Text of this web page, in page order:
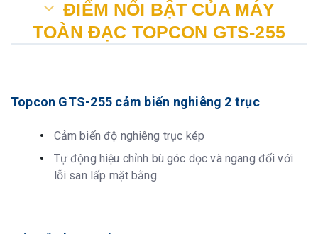
ĐIỂM NỔI BẬT CỦA MÁY
TOÀN ĐẠC TOPCON GTS-255
Topcon GTS-255 cảm biến nghiêng 2 trục
Cảm biến độ nghiêng trục kép
Tự động hiệu chỉnh bù góc dọc và ngang đối với
lỗi san lấp mặt bằng